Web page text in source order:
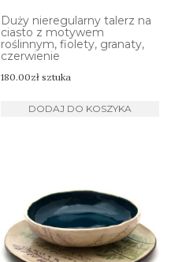
Duży nieregularny talerz na
ciasto z motywem
roślinnym, fiolety, granaty,
czerwienie
180.00zł sztuka
DODAJ DO KOSZYKA